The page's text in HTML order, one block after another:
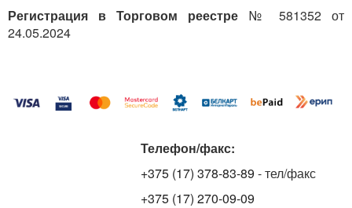
Регистрация в Торговом реестре № 581352 от
24.05.2024
Телефон/факс:
+375 (17) 378-83-89 - тел/факс
+375 (17) 270-09-09